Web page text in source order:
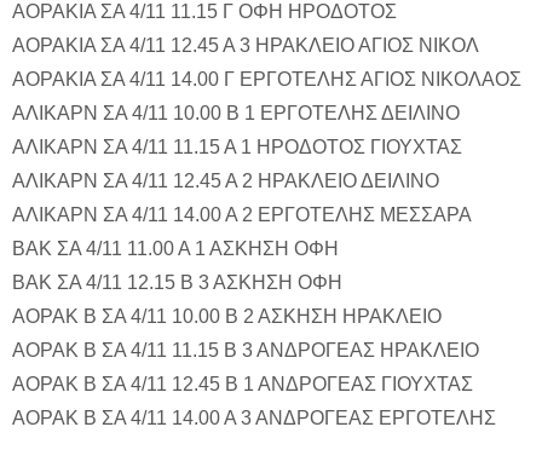
ΑΟΡΑΚΙΑ ΣΑ 4/11 11.15 Γ ΟΦΗ ΗΡΟΔΟΤΟΣ
ΑΟΡΑΚΙΑ ΣΑ 4/11 12.45 Α 3 ΗΡΑΚΛΕΙΟ ΑΓΙΟΣ ΝΙΚΟΛ
ΑΟΡΑΚΙΑ ΣΑ 4/11 14.00 Γ ΕΡΓΟΤΕΛΗΣ ΑΓΙΟΣ ΝΙΚΟΛΑΟΣ
ΑΛΙΚΑΡΝ ΣΑ 4/11 10.00 Β 1 ΕΡΓΟΤΕΛΗΣ ΔΕΙΛΙΝΟ
ΑΛΙΚΑΡΝ ΣΑ 4/11 11.15 Α 1 ΗΡΟΔΟΤΟΣ ΓΙΟΥΧΤΑΣ
ΑΛΙΚΑΡΝ ΣΑ 4/11 12.45 Α 2 ΗΡΑΚΛΕΙΟ ΔΕΙΛΙΝΟ
ΑΛΙΚΑΡΝ ΣΑ 4/11 14.00 Α 2 ΕΡΓΟΤΕΛΗΣ ΜΕΣΣΑΡΑ
ΒΑΚ ΣΑ 4/11 11.00 Α 1 ΑΣΚΗΣΗ ΟΦΗ
ΒΑΚ ΣΑ 4/11 12.15 Β 3 ΑΣΚΗΣΗ ΟΦΗ
ΑΟΡΑΚ Β ΣΑ 4/11 10.00 Β 2 ΑΣΚΗΣΗ ΗΡΑΚΛΕΙΟ
ΑΟΡΑΚ Β ΣΑ 4/11 11.15 Β 3 ΑΝΔΡΟΓΕΑΣ ΗΡΑΚΛΕΙΟ
ΑΟΡΑΚ Β ΣΑ 4/11 12.45 Β 1 ΑΝΔΡΟΓΕΑΣ ΓΙΟΥΧΤΑΣ
ΑΟΡΑΚ Β ΣΑ 4/11 14.00 Α 3 ΑΝΔΡΟΓΕΑΣ ΕΡΓΟΤΕΛΗΣ